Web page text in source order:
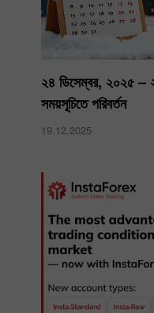
২৪ ডিসেম্বর, ২০২৫ – ২
সময়সূচিতে পরিবর্তন
19.12.2025